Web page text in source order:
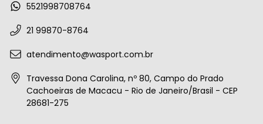
5521998708764
21 99870-8764
atendimento@wasport.com.br
Travessa Dona Carolina, nº 80, Campo do Prado
Cachoeiras de Macacu - Rio de Janeiro/Brasil - CEP
28681-275